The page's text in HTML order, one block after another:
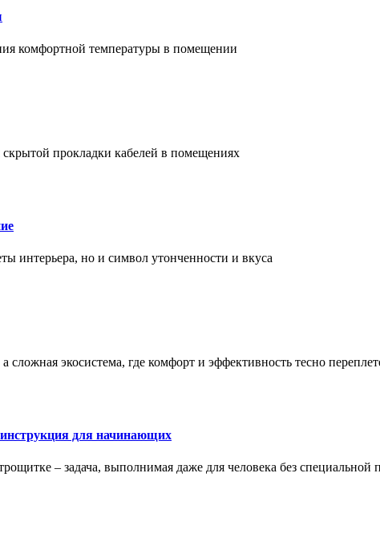
комфортной температуры в помещении
прокладки кабелей в помещениях
интерьера, но и символ утонченности и вкуса
экосистема, где комфорт и эффективность тесно
для начинающих
– задача, выполнимая даже для человека без специальной